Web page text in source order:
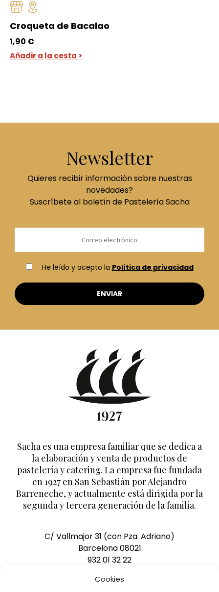
Cookies
Croqueta de Bacalao
1,90 €
Añadir a la cesta >
Newsletter
Quieres recibir información sobre nuestras
novedades?
Suscríbete al boletín de Pastelería Sacha
He leído y acepto la Política de privacidad
Sacha es una empresa familiar que se dedica a
la elaboración y venta de productos de
pastelería y catering. La empresa fue fundada
en 1927 en San Sebastián por Alejandro
Barreneche, y actualmente está dirigida por la
segunda y tercera generación de la familia.
C/ Vallmajor 31 (con Pza. Adriano)
Barcelona 08021
932 01 32 22